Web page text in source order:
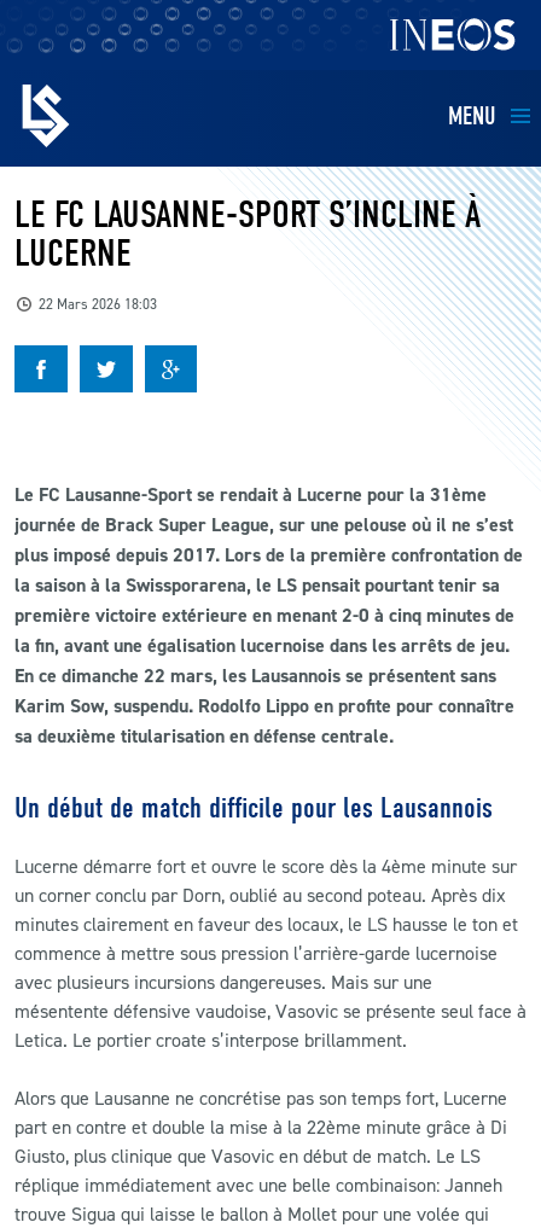
MENU
EQUIPES
BILLETTERIE
KIDS
RESTAURATION
CLUB
CONTACT
LS ACADEMY CAMPS
MATCH DES CELEBRITES
PRESSE ET MEDIAS
LE FC LAUSANNE-SPORT S’INCLINE À
LUCERNE
22 Mars 2026 18:03
Le FC Lausanne-Sport se rendait à Lucerne pour la 31ème
journée de Brack Super League, sur une pelouse où il ne s’est
plus imposé depuis 2017. Lors de la première confrontation de
la saison à la Swissporarena, le LS pensait pourtant tenir sa
première victoire extérieure en menant 2-0 à cinq minutes de
la fin, avant une égalisation lucernoise dans les arrêts de jeu.
En ce dimanche 22 mars, les Lausannois se présentent sans
Karim Sow, suspendu. Rodolfo Lippo en profite pour connaître
sa deuxième titularisation en défense centrale.
Un début de match difficile pour les Lausannois
Lucerne démarre fort et ouvre le score dès la 4ème minute sur
un corner conclu par Dorn, oublié au second poteau. Après dix
minutes clairement en faveur des locaux, le LS hausse le ton et
commence à mettre sous pression l’arrière-garde lucernoise
avec plusieurs incursions dangereuses. Mais sur une
mésentente défensive vaudoise, Vasovic se présente seul face à
Letica. Le portier croate s’interpose brillamment.
Alors que Lausanne ne concrétise pas son temps fort, Lucerne
part en contre et double la mise à la 22ème minute grâce à Di
Giusto, plus clinique que Vasovic en début de match. Le LS
réplique immédiatement avec une belle combinaison: Janneh
trouve Sigua qui laisse le ballon à Mollet pour une volée qui